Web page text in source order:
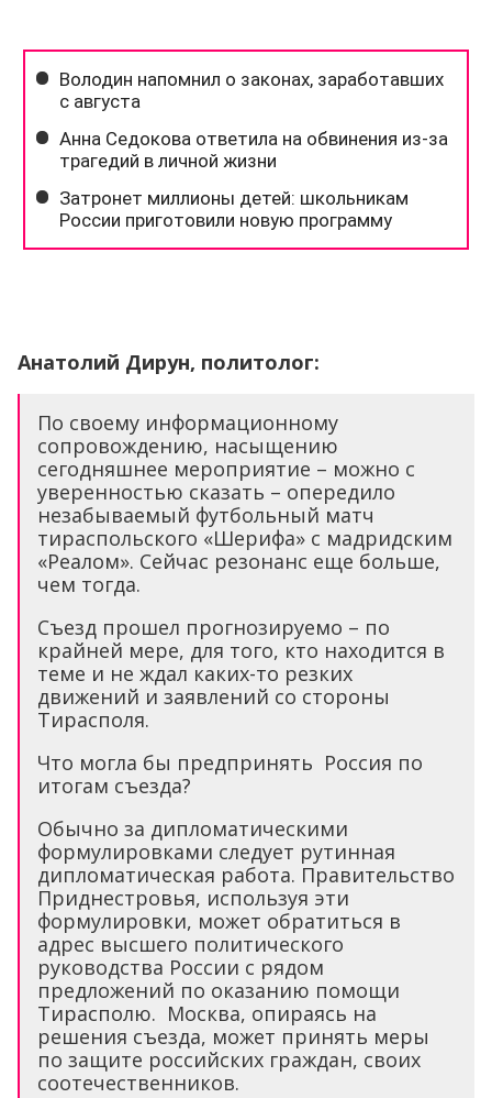
Анатолий Дирун, политолог:
По своему информационному
сопровождению, насыщению
сегодняшнее мероприятие – можно с
уверенностью сказать – опередило
незабываемый футбольный матч
тираспольского «Шерифа» с мадридским
«Реалом». Сейчас резонанс еще больше,
чем тогда.
Съезд прошел прогнозируемо – по
крайней мере, для того, кто находится в
теме и не ждал каких-то резких
движений и заявлений со стороны
Тирасполя.
Что могла бы предпринять Россия по
итогам съезда?
Обычно за дипломатическими
формулировками следует рутинная
дипломатическая работа. Правительство
Приднестровья, используя эти
формулировки, может обратиться в
адрес высшего политического
руководства России с рядом
предложений по оказанию помощи
Тирасполю. Москва, опираясь на
решения съезда, может принять меры
по защите российских граждан, своих
соотечественников.